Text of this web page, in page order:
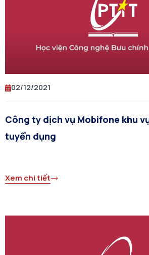
02/12/2021
Công ty dịch vụ Mobifone khu
tuyển dụng
Xem chi tiết